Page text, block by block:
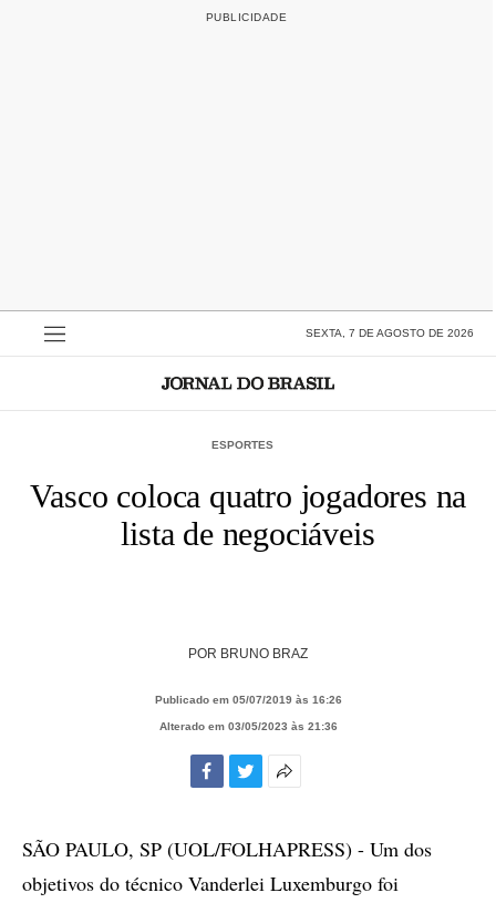
SEXTA, 7 DE AGOSTO DE 2026
ESPORTES
Vasco coloca quatro jogadores na
lista de negociáveis
POR BRUNO BRAZ
Publicado em 05/07/2019 às 16:26
Alterado em 03/05/2023 às 21:36
compartilhamento
SÃO PAULO, SP (UOL/FOLHAPRESS) - Um dos
objetivos do técnico Vanderlei Luxemburgo foi